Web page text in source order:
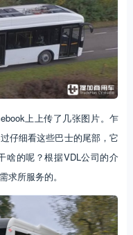
上上传了几张图片。乍
仔细看这些巴士的尾部，它
啥的呢？根据VDL公司的介
求所服务的。